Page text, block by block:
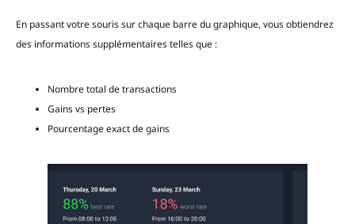
En passant votre souris sur chaque barre du graphique, vous obtiendrez
des informations supplémentaires telles que :
Nombre total de transactions
Gains vs pertes
Pourcentage exact de gains